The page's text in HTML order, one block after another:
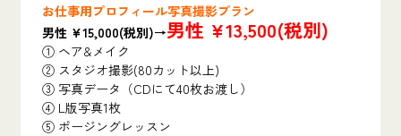
お仕事用プロフィール写真撮影プラン
男性 ¥15,000(税別)→男性 ¥13,500(税別)
① ヘア&メイク
② スタジオ撮影(80カット以上)
③ 写真データ（CDにて40枚お渡し）
④ L版写真1枚
⑤ ポージングレッスン